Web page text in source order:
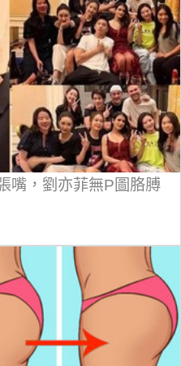
嘴，劉亦菲無P圖胳膊